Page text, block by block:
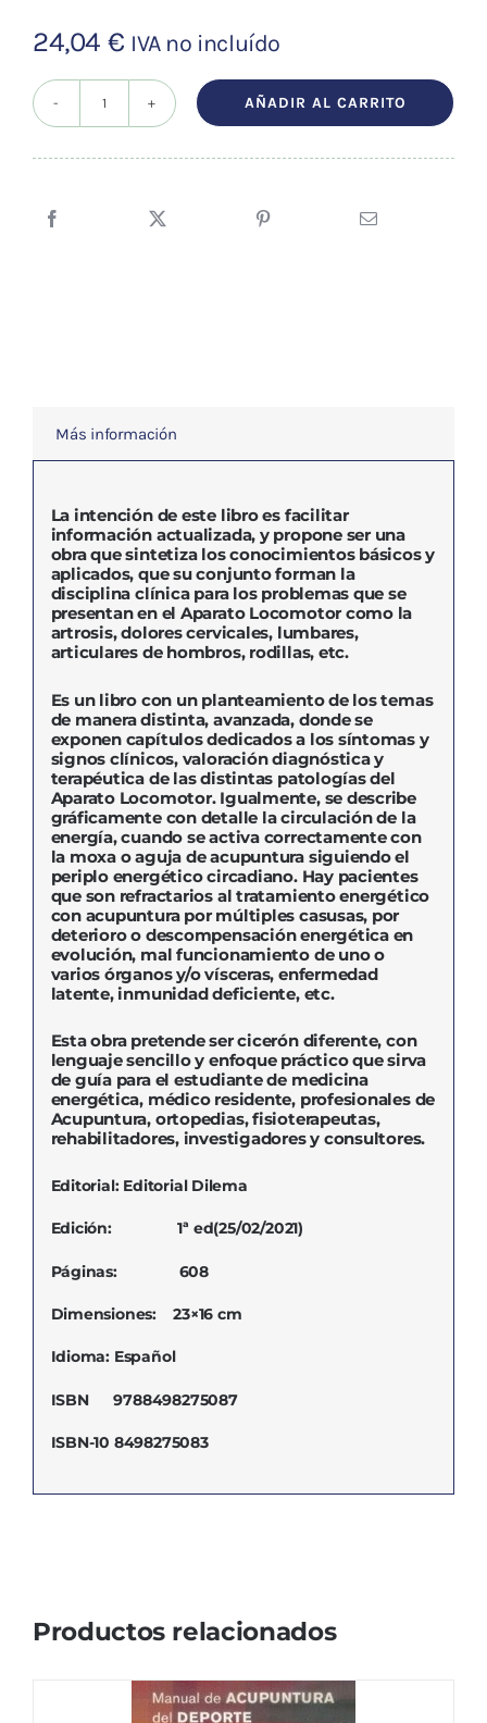
24,04 € IVA no incluído
PATOLOGÍA
MÉDICAS
AÑADIR AL CARRITO
Más información
La intención de este libro es facilitar
información actualizada, y propone ser una
obra que sintetiza los conocimientos básicos y
aplicados, que su conjunto forman la
disciplina clínica para los problemas que se
presentan en el Aparato Locomotor como la
artrosis, dolores cervicales, lumbares,
articulares de hombros, rodillas, etc.
Es un libro con un planteamiento de los temas
de manera distinta, avanzada, donde se
exponen capítulos dedicados a los síntomas y
signos clínicos, valoración diagnóstica y
terapéutica de las distintas patologías del
Aparato Locomotor. Igualmente, se describe
gráficamente con detalle la circulación de la
energía, cuando se activa correctamente con
la moxa o aguja de acupuntura siguiendo el
periplo energético circadiano. Hay pacientes
que son refractarios al tratamiento energético
con acupuntura por múltiples casusas, por
deterioro o descompensación energética en
evolución, mal funcionamiento de uno o
varios órganos y/o vísceras, enfermedad
latente, inmunidad deficiente, etc.
Esta obra pretende ser cicerón diferente, con
lenguaje sencillo y enfoque práctico que sirva
de guía para el estudiante de medicina
energética, médico residente, profesionales de
Acupuntura, ortopedias, fisioterapeutas,
rehabilitadores, investigadores y consultores.
Editorial: Editorial Dilema
Edición: 1ª ed(25/02/2021)
Páginas: 608
Dimensiones: 23×16 cm
Idioma: Español
ISBN 9788498275087
ISBN-10 8498275083
Productos relacionados
MANUAL DE ACUPUNTURA DEL DEPORTE